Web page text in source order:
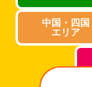
中国・四国
エリア